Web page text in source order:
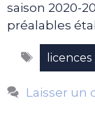
saison 2020-
préalables
Laisser un